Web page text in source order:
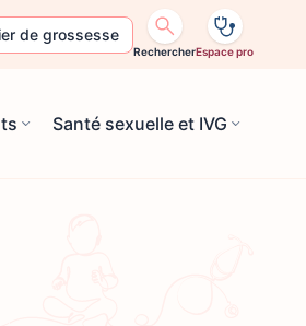
de grossesse
RechercherEspace pro
Santé sexuelle et IVG